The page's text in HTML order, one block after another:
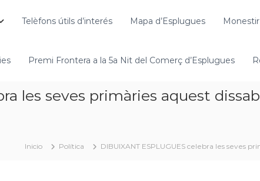
Telèfons útils d’interés Mapa d’Esplugues
Premi Frontera a la 5a Nit del Comerç d’Esplugues
les seves primàries aquest
Inicio Política DIBUIXANT ESPLUGUES celebra les seves